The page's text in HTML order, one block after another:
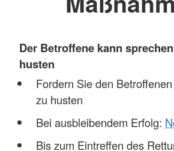
Der Betroffene kann
husten
Fordern Sie den
zu husten
Bei ausbleibendem Erfolg:
Bis zum Eintreffen des